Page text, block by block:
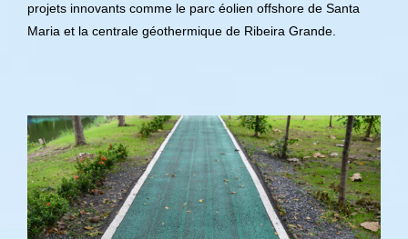
projets innovants comme le parc éolien offshore de Santa
Maria et la centrale géothermique de Ribeira Grande.